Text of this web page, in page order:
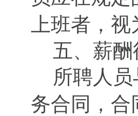
上班者，
五、薪酬
所聘人
务合同，合